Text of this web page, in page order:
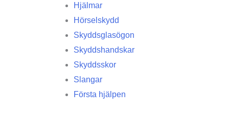
Hjälmar
Hörselskydd
Skyddsglasögon
Skyddshandskar
Skyddsskor
Slangar
Första hjälpen